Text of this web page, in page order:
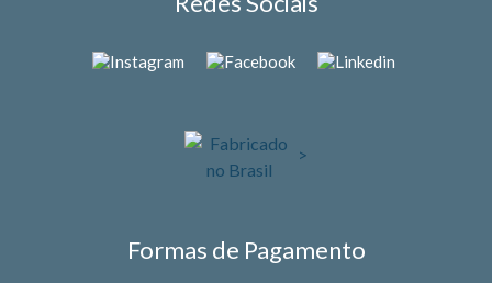
>
Formas de Pagamento